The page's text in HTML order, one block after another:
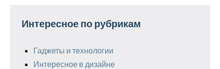
Интересное по рубрикам
Гаджеты и технологии
Интересное в дизайне